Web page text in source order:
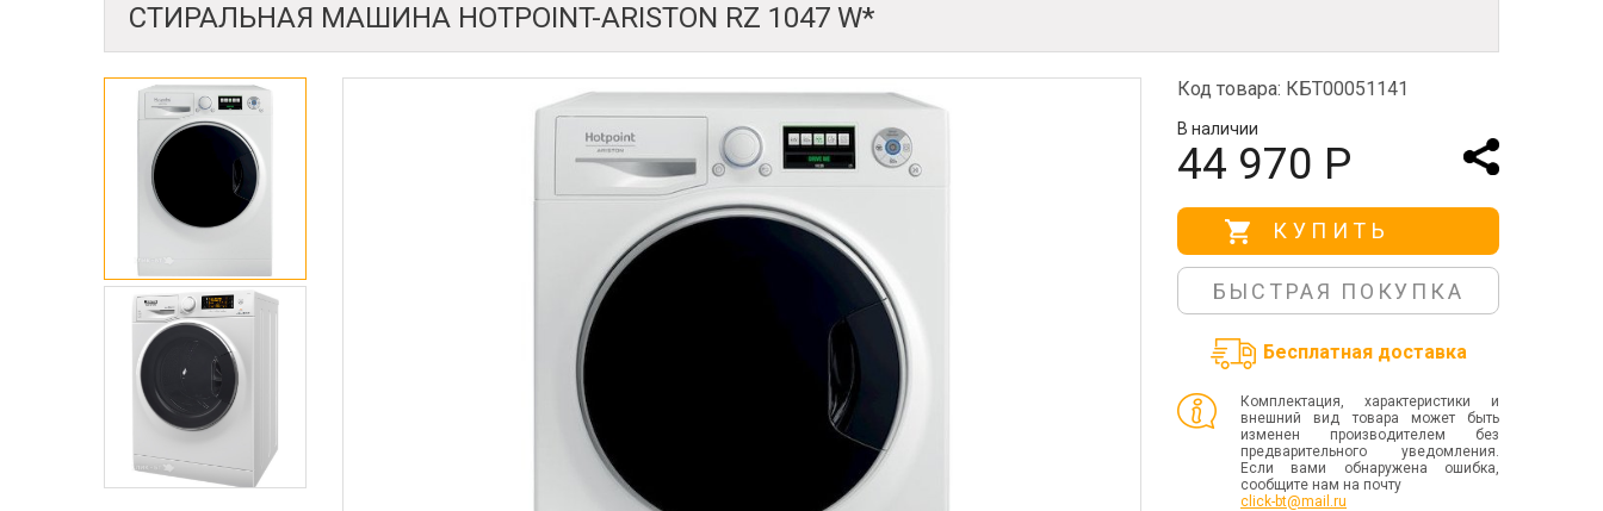
СТИРАЛЬНАЯ МАШИНА HOTPOINT-ARISTON RZ 1047 W*
Код товара: КБТ00051141
В наличии
44 970 Р
КУПИТЬ
БЫСТРАЯ ПОКУПКА
Бесплатная доставка
Комплектация, характеристики и
внешний вид товара может быть
изменен производителем без
предварительного уведомления.
Если вами обнаружена ошибка,
сообщите нам на почту
click-bt@mail.ru